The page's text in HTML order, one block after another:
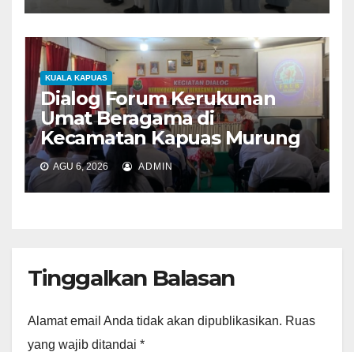
KUALA KAPUAS
Dialog Forum Kerukunan
Umat Beragama di
Kecamatan Kapuas Murung
AGU 6, 2026 ADMIN
Tinggalkan Balasan
Alamat email Anda tidak akan dipublikasikan. Ruas
yang wajib ditandai *